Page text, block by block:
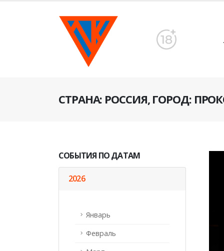
CТРАНА: РОССИЯ, ГОРОД:
СОБЫТИЯ ПО ДАТАМ
2026
Январь
Февраль